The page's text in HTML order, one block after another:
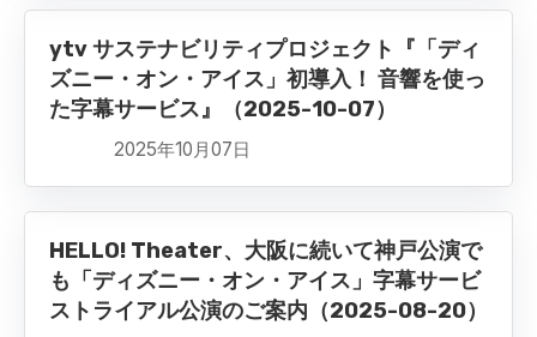
ytv サステナビリティプロジェクト『「ディ
ズニー・オン・アイス」初導入！ 音響を使っ
た字幕サービス』（2025-10-07）
2025年10月07日
HELLO! Theater、大阪に続いて神戸公演で
も「ディズニー・オン・アイス」字幕サービ
ストライアル公演のご案内（2025-08-20）